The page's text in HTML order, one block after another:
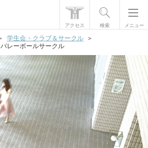
アクセス 検索 メニュー
学生会・クラブ＆サークル
バレーボールサークル